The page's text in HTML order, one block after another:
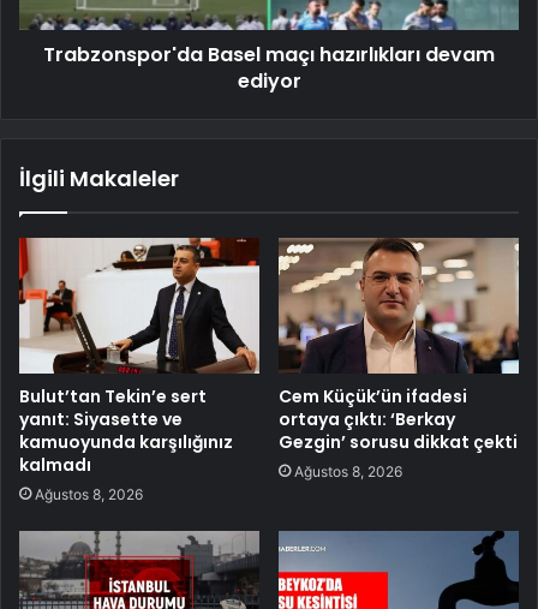
Trabzonspor'da Basel maçı hazırlıkları devam
ediyor
İlgili Makaleler
Bulut’tan Tekin’e sert
yanıt: Siyasette ve
kamuoyunda karşılığınız
kalmadı
Ağustos 8, 2026
Cem Küçük’ün ifadesi
ortaya çıktı: ‘Berkay
Gezgin’ sorusu dikkat çekti
Ağustos 8, 2026